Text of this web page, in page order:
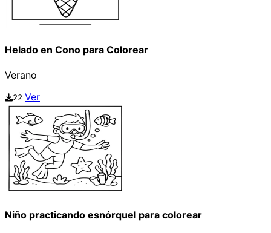
Helado en Cono para Colorear
Verano
22 Ver
Niño practicando esnórquel para colorear